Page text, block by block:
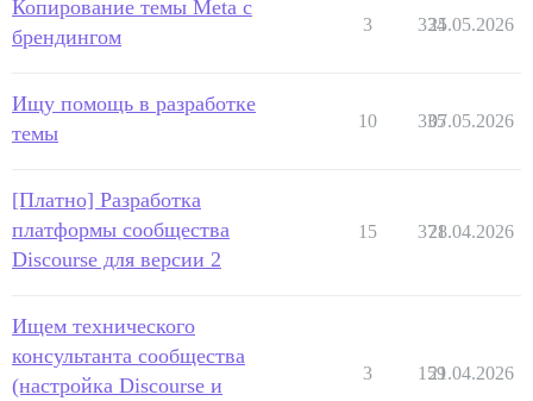
Копирование темы Meta с
брендингом
3 334
25.05.2026
Ищу помощь в разработке
темы
10 335
07.05.2026
[Платно] Разработка
платформы сообщества
Discourse для версии 2
15 371
28.04.2026
Ищем технического
консультанта сообщества
(настройка Discourse и
3 159
21.04.2026